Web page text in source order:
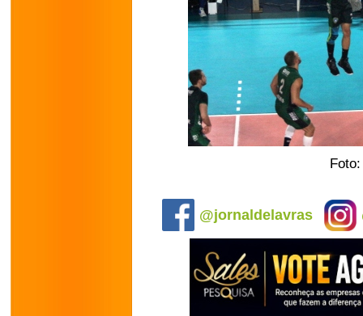
@jornaldelavras